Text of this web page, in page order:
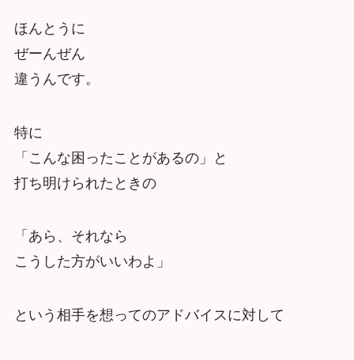
ほんとうに
ぜーんぜん
違うんです。
特に
「こんな困ったことがあるの」と
打ち明けられたときの
「あら、それなら
こうした方がいいわよ」
という相手を想ってのアドバイスに対して